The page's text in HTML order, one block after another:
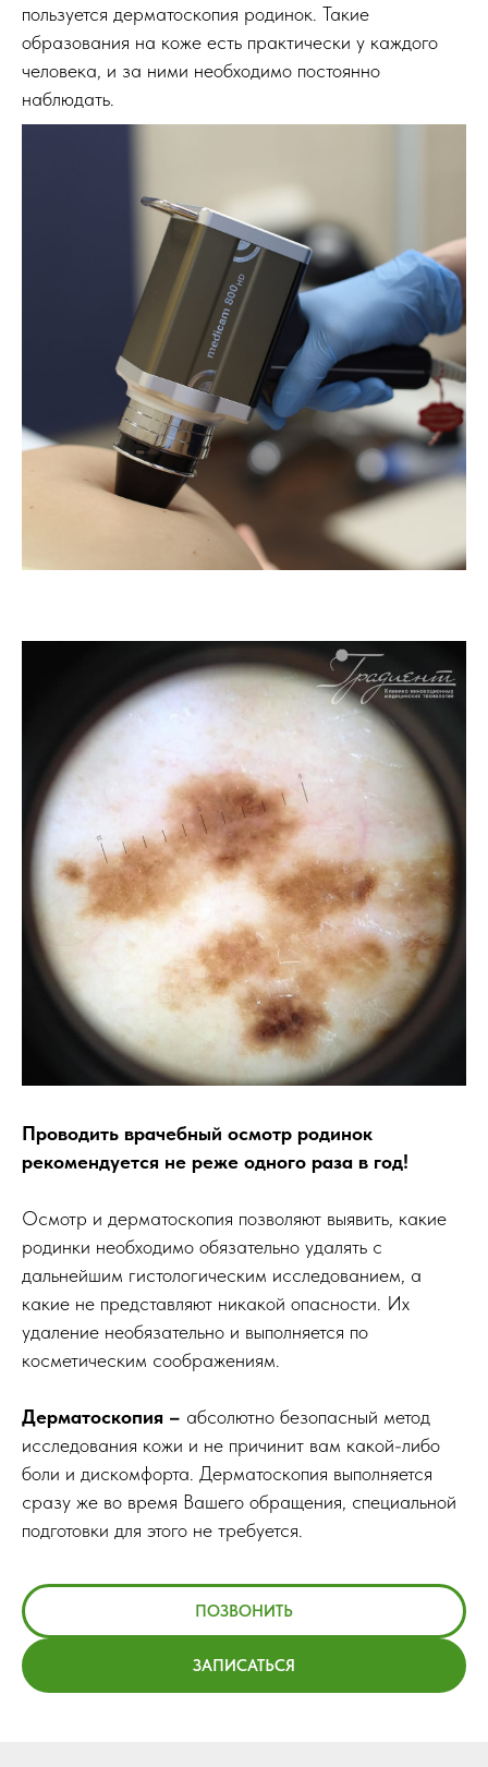
пользуется дерматоскопия родинок. Такие
образования на коже есть практически у каждого
человека, и за ними необходимо постоянно
наблюдать.
Проводить врачебный осмотр родинок
рекомендуется не реже одного раза в год!
Осмотр и дерматоскопия позволяют выявить, какие
родинки необходимо обязательно удалять с
дальнейшим гистологическим исследованием, а
какие не представляют никакой опасности. Их
удаление необязательно и выполняется по
косметическим соображениям.
Дерматоскопия – абсолютно безопасный метод
исследования кожи и не причинит вам какой-либо
боли и дискомфорта. Дерматоскопия выполняется
сразу же во время Вашего обращения, специальной
подготовки для этого не требуется.
ПОЗВОНИТЬ
ЗАПИСАТЬСЯ